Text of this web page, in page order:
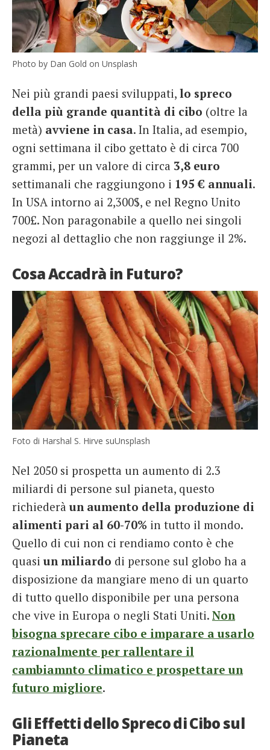
Photo by Dan Gold on Unsplash
Nei più grandi paesi sviluppati, lo spreco
della più grande quantità di cibo (oltre la
metà) avviene in casa. In Italia, ad esempio,
ogni settimana il cibo gettato è di circa 700
grammi, per un valore di circa 3,8 euro
settimanali che raggiungono i 195 € annuali.
In USA intorno ai 2,300$, e nel Regno Unito
700£. Non paragonabile a quello nei singoli
negozi al dettaglio che non raggiunge il 2%.
Cosa Accadrà in Futuro?
Foto di Harshal S. Hirve suUnsplash
Nel 2050 si prospetta un aumento di 2.3
miliardi di persone sul pianeta, questo
richiederà un aumento della produzione di
alimenti pari al 60-70% in tutto il mondo.
Quello di cui non ci rendiamo conto è che
quasi un miliardo di persone sul globo ha a
disposizione da mangiare meno di un quarto
di tutto quello disponibile per una persona
che vive in Europa o negli Stati Uniti. Non
bisogna sprecare cibo e imparare a usarlo
razionalmente per rallentare il
cambiamnto climatico e prospettare un
futuro migliore.
Gli Effetti dello Spreco di Cibo sul
Pianeta